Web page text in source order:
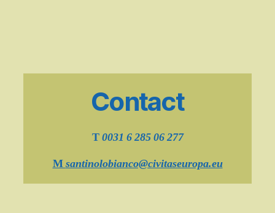
Contact
T0031 6 285 06 277
Msantinolobianco@civitaseuropa.eu